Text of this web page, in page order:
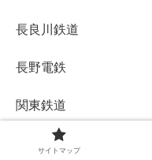
長良川鉄道
長野電鉄
関東鉄道
阪堺電気軌道
サイトマップ